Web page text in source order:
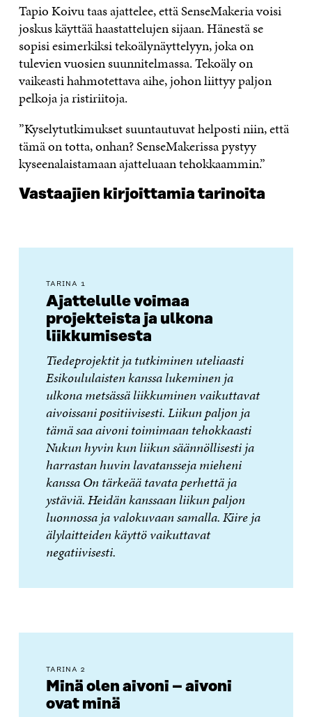
Tapio Koivu taas ajattelee, että SenseMakeria voisi
joskus käyttää haastattelujen sijaan. Hänestä se
sopisi esimerkiksi tekoälynäyttelyyn, joka on
tulevien vuosien suunnitelmassa. Tekoäly on
vaikeasti hahmotettava aihe, johon liittyy paljon
pelkoja ja ristiriitoja.
”Kyselytutkimukset suuntautuvat helposti niin, että
tämä on totta, onhan? SenseMakerissa pystyy
kyseenalaistamaan ajatteluaan tehokkaammin.”
Vastaajien kirjoittamia tarinoita
TARINA 1
Ajattelulle voimaa
projekteista ja ulkona
liikkumisesta
Tiedeprojektit ja tutkiminen uteliaasti
Esikoululaisten kanssa lukeminen ja
ulkona metsässä liikkuminen vaikuttavat
aivoissani positiivisesti. Liikun paljon ja
tämä saa aivoni toimimaan tehokkaasti
Nukun hyvin kun liikun säännöllisesti ja
harrastan huvin lavatansseja mieheni
kanssa On tärkeää tavata perhettä ja
ystäviä. Heidän kanssaan liikun paljon
luonnossa ja valokuvaan samalla. Kiire ja
älylaitteiden käyttö vaikuttavat
negatiivisesti.
TARINA 2
Minä olen aivoni – aivoni
ovat minä